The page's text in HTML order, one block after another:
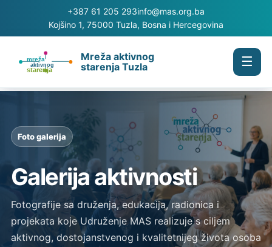
+387 61 205 293info@mas.org.ba
Kojšino 1, 75000 Tuzla, Bosna i Hercegovina
Mreža aktivnog
starenja Tuzla
☰
Foto galerija
Galerija aktivnosti
Fotografije sa druženja, edukacija, radionica i
projekata koje Udruženje MAS realizuje s ciljem
aktivnog, dostojanstvenog i kvalitetnijeg života osoba